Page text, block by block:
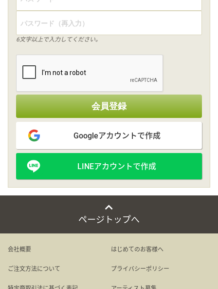
会員メニュー
ログイン
会員登録
その他
花言葉辞典
注文方法・送料など
初めてのお客様
プライバシーポリシー
facebook
instagram
6文字以上で入力してください。
会員登録
Googleアカウントで作成
LINEアカウントで作成
ページトップへ
会社概要 はじめてのお客様へ
ご注文方法について プライバシーポリシー